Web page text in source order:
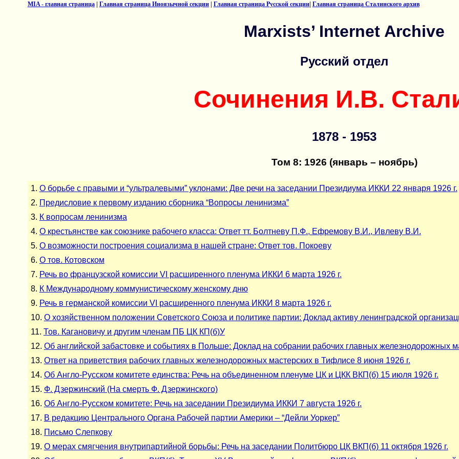
MIA - главная страница| Главная страница Иноязычной секции| Главная страница Русской секции| Главная страница Сталинского архив
Marxists’ Internet Archive
Русский отдел
Сочинения И.В.
1878 - 1953
Том 8: 1926 (январь – ноябрь)
1. О борьбе с правыми и “ультралевыми” уклонами: Две речи на заседании Президиума ИККИ 22 января 1926 г.
2. Предисловие к первому изданию сборника “Вопросы ленинизма”
3. К вопросам ленинизма
4. О крестьянстве как союзнике рабочего класса: Ответ тт. Болтневу П.Ф., Ефремову В.И., Ивлеву В.И.
5. О возможности построения социализма в нашей стране: Ответ тов. Покоеву
6. О тов. Котовском
7. Речь во французской комиссии VI расширенного пленума ИККИ 6 марта 1926 г.
8. К Международному коммунистическому женскому дню
9. Речь в германской комиссии VI расширенного пленума ИККИ 8 марта 1926 г.
10. О хозяйственном положении Советского Союза и политике партии: Доклад активу ленинградской
11. Тов. Кагановичу и другим членам ПБ ЦК КП(б)У
12. Об английской забастовке и событиях в Польше: Доклад на собрании рабочих главных железнодорожных
13. Ответ на приветствия рабочих главных железнодорожных мастерских в Тифлисе 8 июня 1926 г.
14. Об Англо-Русском комитете единства: Речь на объединенном пленуме ЦК и ЦКК ВКП(б) 15 июля 1926 г.
15. Ф. Дзержинский (На смерть Ф. Дзержинского)
16. Об Англо-Русском комитете: Речь на заседании Президиума ИККИ 7 августа 1926 г.
17. В редакцию Центрального Органа Рабочей партии Америки – “Дейли Уоркер”
18. Письмо Слепкову
19. О мерах смягчения внутрипартийной борьбы: Речь на заседании Политбюро ЦК ВКП(б) 11 октября 1926 г.